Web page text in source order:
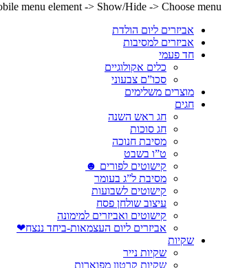
menu element -> Show/Hide -> Choose menu
אביזרים ליום הולדת
אביזרים למסיבות
חד פעמי
כלים אקולוגיים
סכו”ם צבעוני
מוצרים משלימים
חגים
חג ראש השנה
חג סוכות
מסיבת חנוכה
ט”ו בשבט
קישוטים לפורים ☻
מסיבת ל”ג בעומר
קישוטים לשבועות
עיצוב שולחן פסח
קישוטים ואביזרים למימונה
אביזרים ליום העצמאות-ביחד ננצח❤
שקיות
שקיות נייר
שקיות קרטון מפוארות